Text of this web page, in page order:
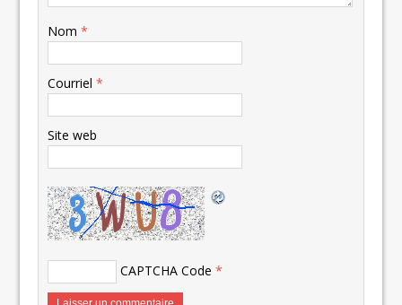
Nom*
Courriel*
Site web
CAPTCHA Code *